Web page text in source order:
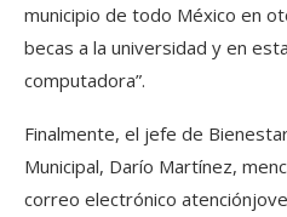
municipio de todo México en
becas a la universidad y en
computadora”.
Finalmente, el jefe de
Municipal, Darío Martínez,
correo electrónico